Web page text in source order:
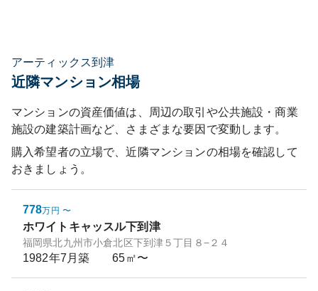
アーティックス到津
近隣マンション相場
マンションの資産価値は、周辺の取引や公共施設・商業
施設の建築計画など、さまざまな要因で変動します。
購入希望者の立場で、近隣マンションの相場を確認して
おきましょう。
778万円 〜
ホワイトキャッスル下到津
福岡県北九州市小倉北区下到津５丁目８−２４
1982年7月築 65㎡〜